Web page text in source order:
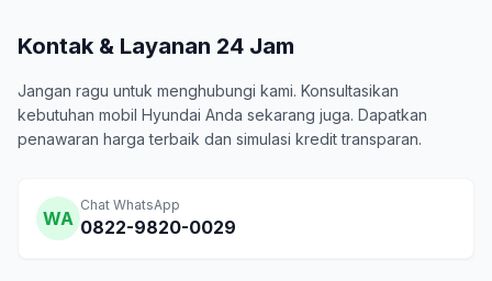
Kontak & Layanan 24 Jam
Jangan ragu untuk menghubungi kami. Konsultasikan
kebutuhan mobil Hyundai Anda sekarang juga. Dapatkan
penawaran harga terbaik dan simulasi kredit transparan.
WA
Chat WhatsApp
0822-9820-0029